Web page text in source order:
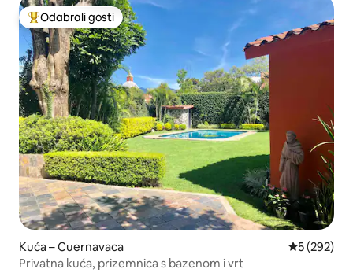
Među najviše rangiranima s oznakom „Odabrali gosti”
Odabrali gosti
Kuća – Cuernavaca Prosječna
5 (292)
Privatna kuća, prizemnica s bazenom i vrt